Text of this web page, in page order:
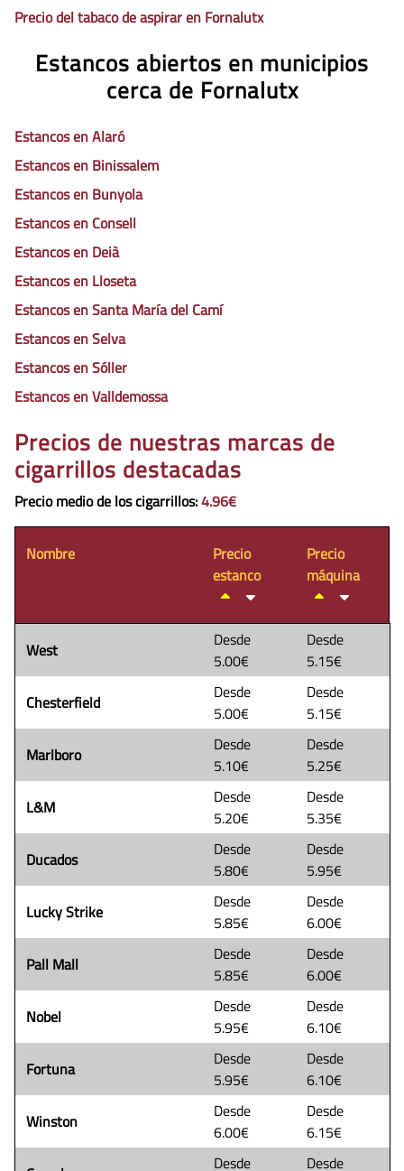
Precio del tabaco de aspirar en Fornalutx
Estancos abiertos en municipios
cerca de Fornalutx
Estancos en Alaró
Estancos en Binissalem
Estancos en Bunyola
Estancos en Consell
Estancos en Deià
Estancos en Lloseta
Estancos en Santa María del Camí
Estancos en Selva
Estancos en Sóller
Estancos en Valldemossa
Precios de nuestras marcas de
cigarrillos destacadas
Precio medio de los cigarrillos:4.96€
Nombre
Precio
estanco
Precio
máquina
West
Desde
5.00€
Desde
5.15€
Chesterfield
Desde
5.00€
Desde
5.15€
Marlboro
Desde
5.10€
Desde
5.25€
L&M
Desde
5.20€
Desde
5.35€
Ducados
Desde
5.80€
Desde
5.95€
Lucky Strike
Desde
5.85€
Desde
6.00€
Pall Mall
Desde
5.85€
Desde
6.00€
Nobel
Desde
5.95€
Desde
6.10€
Fortuna
Desde
5.95€
Desde
6.10€
Winston
Desde
6.00€
Desde
6.15€
Desde Desde